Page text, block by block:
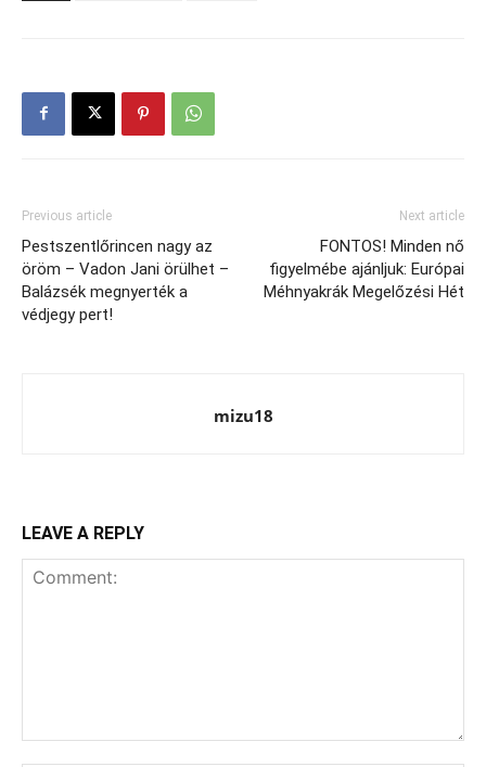
Previous article
Pestszentlőrincen nagy az
öröm – Vadon Jani örülhet –
Balázsék megnyerték a
védjegy pert!
Next article
FONTOS! Minden nő
figyelmébe ajánljuk: Európai
Méhnyakrák Megelőzési Hét
mizu18
LEAVE A REPLY